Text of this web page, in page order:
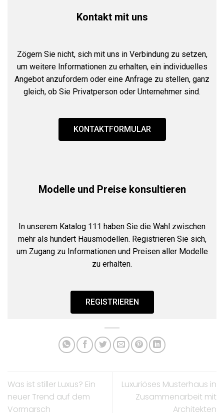
Kontakt mit uns
Zögern Sie nicht, sich mit uns in Verbindung zu setzen,
um weitere Informationen zu erhalten, ein individuelles
Angebot anzufordern oder eine Anfrage zu stellen, ganz
gleich, ob Sie Privatperson oder Unternehmer sind.
KONTAKTFORMULAR
Modelle und Preise konsultieren
In unserem Katalog 111 haben Sie die Wahl zwischen
mehr als hundert Hausmodellen. Registrieren Sie sich,
um Zugang zu Informationen und Preisen aller Modelle
zu erhalten.
REGISTRIEREN
Was ist stiller Luxus? Ein
neuer Trend auf dem
Vormarsch
Luxuriöses Musterhaus in
Zusammenarbeit mit
Architekten